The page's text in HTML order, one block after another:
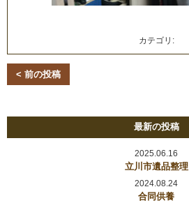
カテゴリ:
< 前の投稿
最新の投稿
2025.06.16
立川市遺品整理
2024.08.24
合同供養